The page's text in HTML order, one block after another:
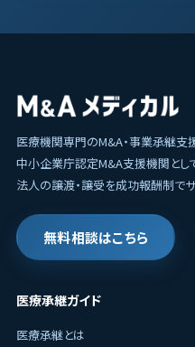
医療機関専門のM&A・事業承継支
中小企業庁認定M&A支援機関とし
法人の譲渡・譲受を成功報酬制でサ
無料相談はこちら
医療承継ガイド
医療承継とは